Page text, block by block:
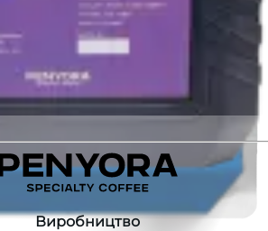
BENSA DECAF ESPRESSO
BOX
ETHIOPIA BILDIMO DECAF
SANTA MONICA DECAF
Виробництво